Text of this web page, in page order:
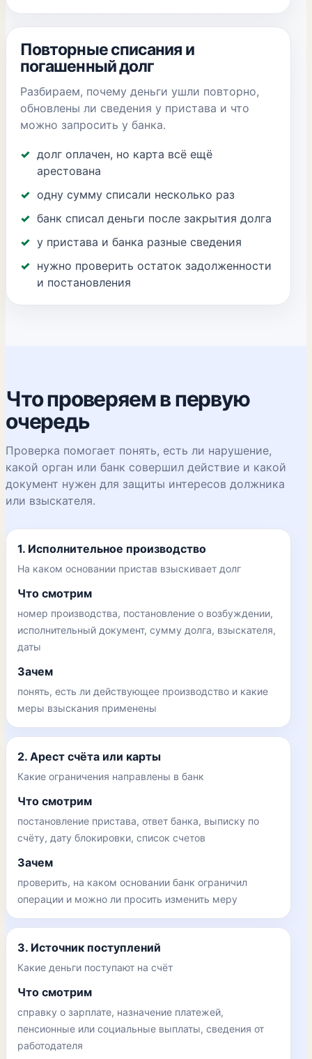
Повторные списания и
погашенный долг
Разбираем, почему деньги ушли повторно,
обновлены ли сведения у пристава и что
можно запросить у банка.
долг оплачен, но карта всё ещё
арестована
одну сумму списали несколько раз
банк списал деньги после закрытия долга
у пристава и банка разные сведения
нужно проверить остаток задолженности
и постановления
Что проверяем в первую
очередь
Проверка помогает понять, есть ли нарушение,
какой орган или банк совершил действие и какой
документ нужен для защиты интересов должника
или взыскателя.
1. Исполнительное производство
На каком основании пристав взыскивает долг
Что смотрим
номер производства, постановление о возбуждении,
исполнительный документ, сумму долга, взыскателя,
даты
Зачем
понять, есть ли действующее производство и какие
меры взыскания применены
2. Арест счёта или карты
Какие ограничения направлены в банк
Что смотрим
постановление пристава, ответ банка, выписку по
счёту, дату блокировки, список счетов
Зачем
проверить, на каком основании банк ограничил
операции и можно ли просить изменить меру
3. Источник поступлений
Какие деньги поступают на счёт
Что смотрим
справку о зарплате, назначение платежей,
пенсионные или социальные выплаты, сведения от
работодателя